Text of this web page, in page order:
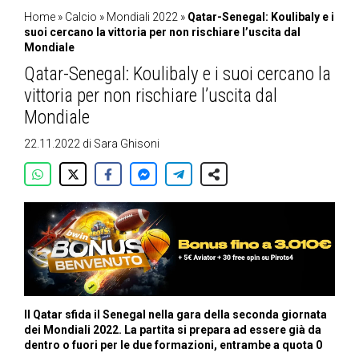
Home » Calcio » Mondiali 2022 » Qatar-Senegal: Koulibaly e i
suoi cercano la vittoria per non rischiare l’uscita dal
Mondiale
Qatar-Senegal: Koulibaly e i suoi cercano la
vittoria per non rischiare l’uscita dal
Mondiale
22.11.2022 di Sara Ghisoni
Il Qatar sfida il Senegal nella gara della seconda giornata
dei Mondiali 2022. La partita si prepara ad essere già da
dentro o fuori per le due formazioni, entrambe a quota 0